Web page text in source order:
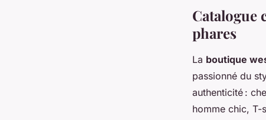
Catalogue
phares
La boutique
passionné du
authenticité :
homme chic, T-